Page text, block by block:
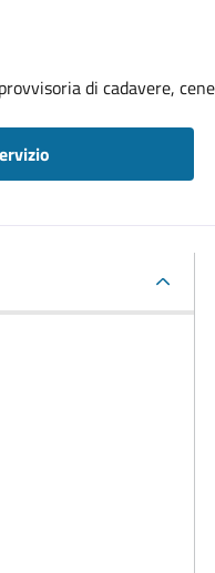
di cadavere,